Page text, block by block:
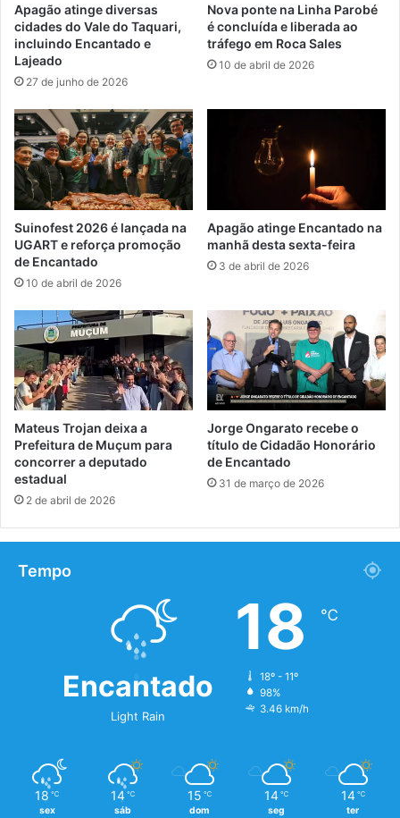
Apagão atinge diversas
cidades do Vale do Taquari,
incluindo Encantado e
Lajeado
27 de junho de 2026
Nova ponte na Linha Parobé
é concluída e liberada ao
tráfego em Roca Sales
10 de abril de 2026
Suinofest 2026 é lançada na
UGART e reforça promoção
de Encantado
10 de abril de 2026
Apagão atinge Encantado na
manhã desta sexta-feira
3 de abril de 2026
Mateus Trojan deixa a
Prefeitura de Muçum para
concorrer a deputado
estadual
2 de abril de 2026
Jorge Ongarato recebe o
título de Cidadão Honorário
de Encantado
31 de março de 2026
Tempo
Encantado
Light Rain
18 ℃
18º - 11º
98%
3.46 km/h
18 ℃
sex
14 ℃
sáb
15 ℃
dom
14 ℃
seg
14 ℃
ter